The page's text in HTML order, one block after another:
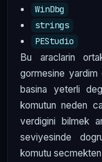
WinDbg
strings
PEStudio
Bu araclarin
gormesine
basina yeterli
komutun neden
verdigini bilmek
seviyesinde
komutu